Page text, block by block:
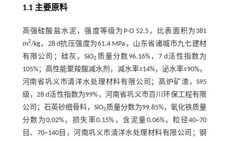
1.1 主要原料
高强硅酸盐水泥，强度等级为P·O 52.5，比表面积为381
m2/kg，28 d抗压强度为61.4 MPa，山东省诸城市九七建材
有限公司；硅灰，SiO2 质量分数96.16%，7 d活性指数为
105%；高性能聚羧酸减水剂，减水率≥14%，泌水率≤90%，
河南省巩义市清洋水处理材料有限公司；高炉矿渣，S95
级，28 d活性指数为99%，河南省巩义市百川环保工程有限
公司；石英砂细骨料，SiO2质量分数为99.85%，氧化铁质量
分数为0.02%，损失率0.15%，含泥量0.06%，粒径40~70
目、70~140目，河南巩义市清洋水处理材料有限公司；钢